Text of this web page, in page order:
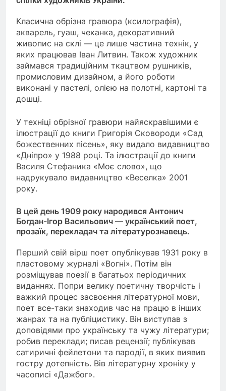
Класична обрізна гравюра (ксилографія),
акварель, гуаш, чеканка, декоративний
живопис на склі — це лише частина технік, у
яких працював Іван Литвин. Також художник
займався традиційним ткацтвом рушників,
промисловим дизайном, а його роботи
виконані у пастелі, олією на полотні, картоні та
дошці.
У техніці обрізної гравюри найяскравішими є
ілюстрації до книги Григорія Сковороди «Сад
божественних пісень», яку видало видавництво
«Дніпро» у 1988 році. Та ілюстрації до книги
Василя Стефаника «Моє слово», що
надрукувало видавництво «Веселка» 2001
року.
В цей день 1909 року народився Антонич
Богдан-Ігор Васильович — український поет,
прозаїк, перекладач та літературознавець.
Перший свій вірш поет опублікував 1931 року в
пластовому журналі «Вогні». Потім він
розміщував поезії в багатьох періодичних
виданнях. Попри велику поетичну творчість і
важкий процес засвоєння літературної мови,
поет все-таки знаходив час на працю в інших
жанрах та на публіцистику. Він виступав з
доповідями про українську та чужу літератури;
робив переклади; писав рецензії; публікував
сатиричні фейлетони та пародії, в яких виявив
гостру дотепність. Вів літературну хроніку у
часописі «Дажбог».